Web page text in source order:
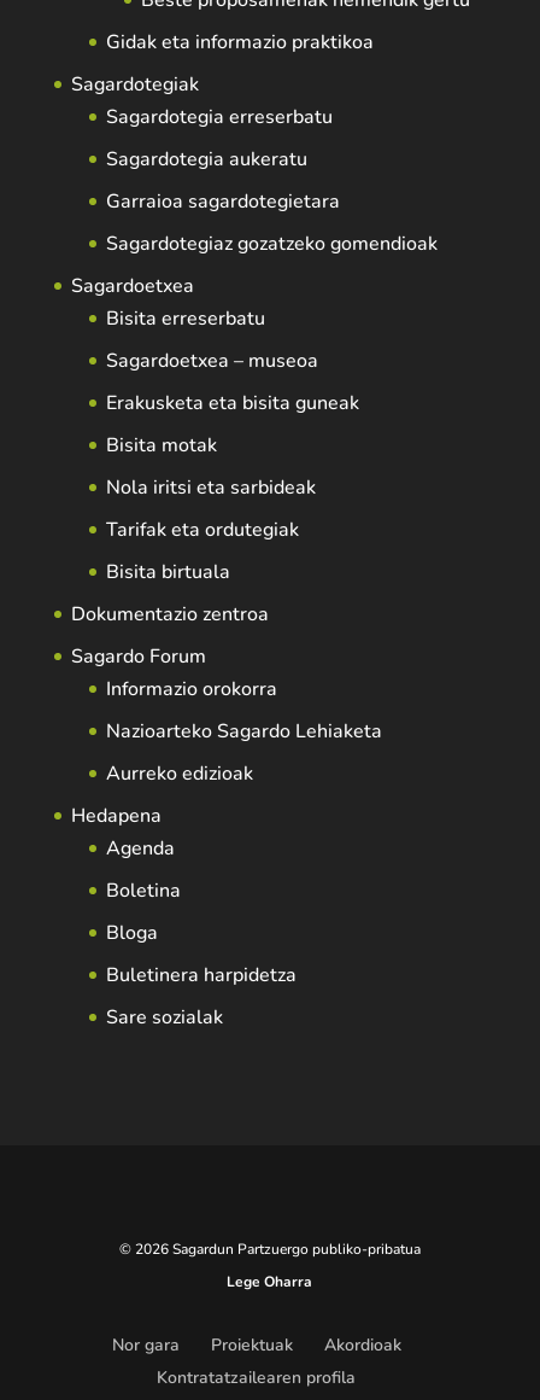
Gidak eta informazio praktikoa
Sagardotegiak
Sagardotegia erreserbatu
Sagardotegia aukeratu
Garraioa sagardotegietara
Sagardotegiaz gozatzeko gomendioak
Sagardoetxea
Bisita erreserbatu
Sagardoetxea – museoa
Erakusketa eta bisita guneak
Bisita motak
Nola iritsi eta sarbideak
Tarifak eta ordutegiak
Bisita birtuala
Dokumentazio zentroa
Sagardo Forum
Informazio orokorra
Nazioarteko Sagardo Lehiaketa
Aurreko edizioak
Hedapena
Agenda
Boletina
Bloga
Buletinera harpidetza
Sare sozialak
© 2026 Sagardun Partzuergo publiko-pribatua
Lege Oharra
Nor gara Proiektuak
Akordioak
Kontratatzailearen profila